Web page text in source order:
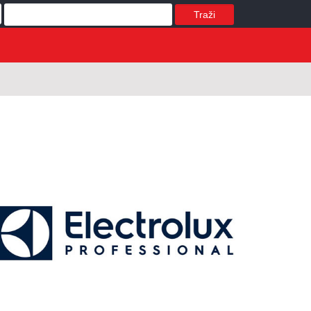
Traži